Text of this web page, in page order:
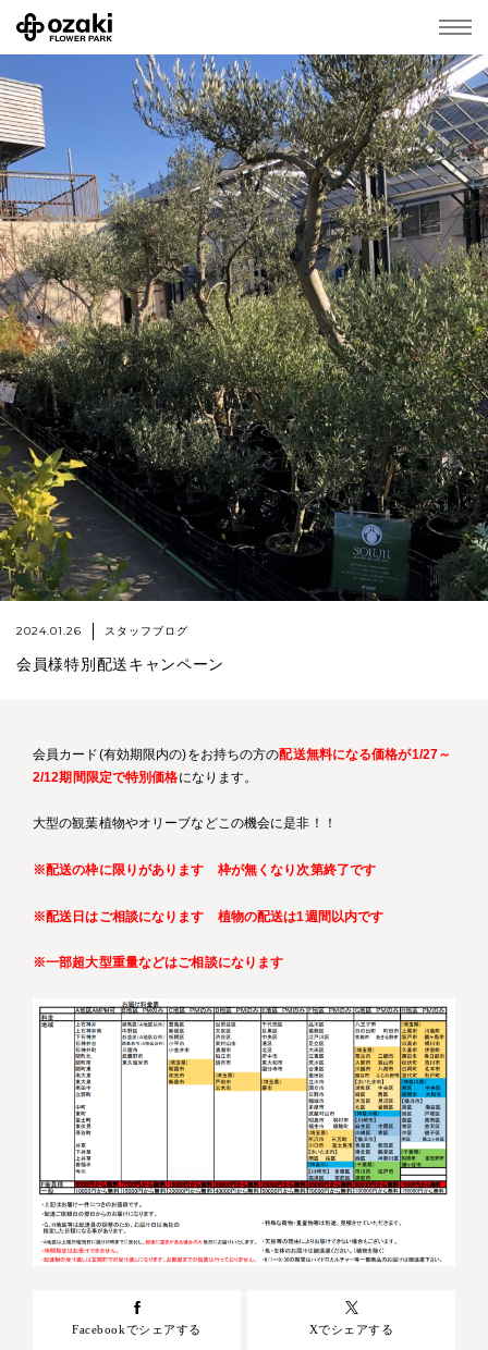
2024.01.26 スタッフブログ
会員様特別配送キャンペーン
会員カード(有効期限内の)をお持ちの方の配送無料になる価格が1/27～
2/12期間限定で特別価格になります。
大型の観葉植物やオリーブなどこの機会に是非！！
※配送の枠に限りがあります 枠が無くなり次第終了です
※配送日はご相談になります 植物の配送は1週間以内です
※一部超大型重量などはご相談になります
Facebookでシェアする Xでシェアする